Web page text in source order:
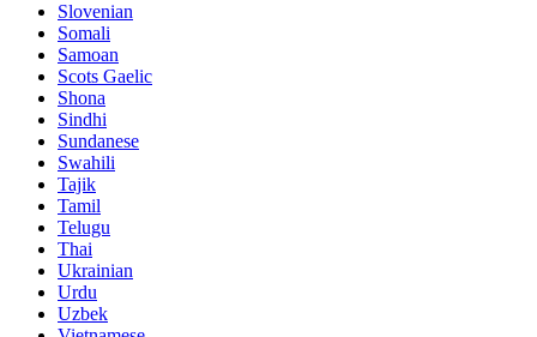
Slovenian
Somali
Samoan
Scots Gaelic
Shona
Sindhi
Sundanese
Swahili
Tajik
Tamil
Telugu
Thai
Ukrainian
Urdu
Uzbek